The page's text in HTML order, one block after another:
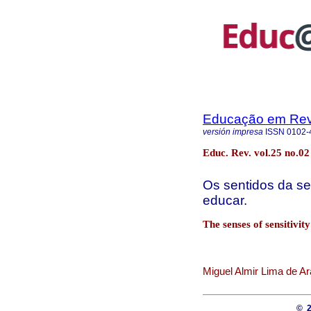
Educação em
versión impresa ISSN 0102-
Educ. Rev. vol.25
Os sentidos da
educar.
The senses of
Miguel Almir Lima de
©